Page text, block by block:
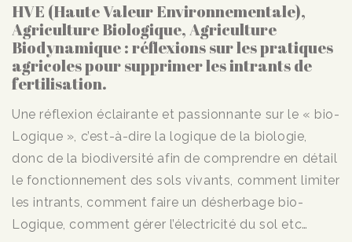
HVE (Haute Valeur Environnementale),
Agriculture Biologique, Agriculture
Biodynamique : réflexions sur les pratiques
agricoles pour supprimer les intrants de
fertilisation.
Une réflexion éclairante et passionnante sur le « bio-
Logique », c’est-à-dire la logique de la biologie,
donc de la biodiversité afin de comprendre en détail
le fonctionnement des sols vivants, comment limiter
les intrants, comment faire un désherbage bio-
Logique, comment gérer l’électricité du sol etc…